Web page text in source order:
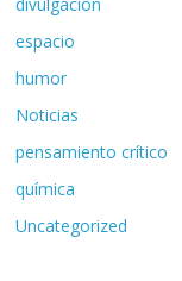
divulgación
espacio
humor
Noticias
pensamiento crítico
química
Uncategorized